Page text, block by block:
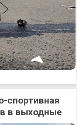
спортивная
в выходные